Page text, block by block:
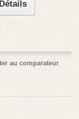
Détails
au comparateur